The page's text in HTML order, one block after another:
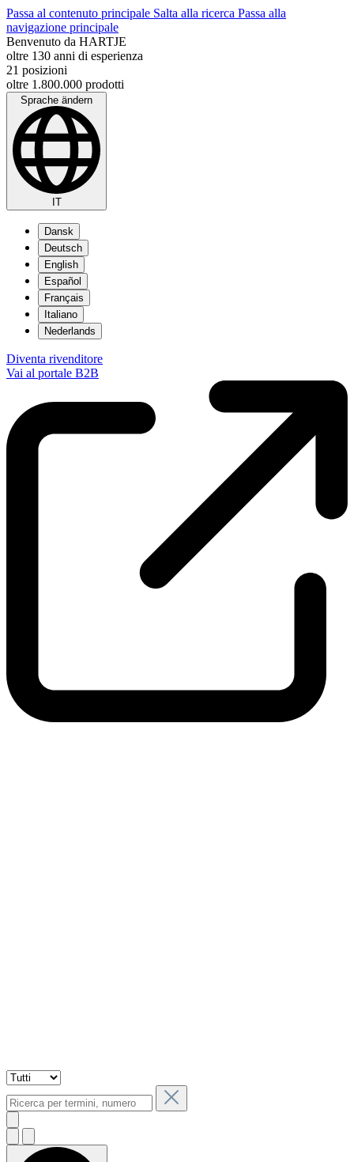
Passa al contenuto principale Salta alla ricerca Passa alla
navigazione principale
Benvenuto da HARTJE
oltre 130 anni di esperienza
21 posizioni
oltre 1.800.000 prodotti
Sprache ändern
IT
Dansk
Deutsch
English
Español
Français
Italiano
Nederlands
Diventa rivenditore
Vai al portale B2B